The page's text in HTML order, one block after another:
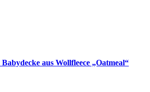
aus Wollfleece „Oatmeal“